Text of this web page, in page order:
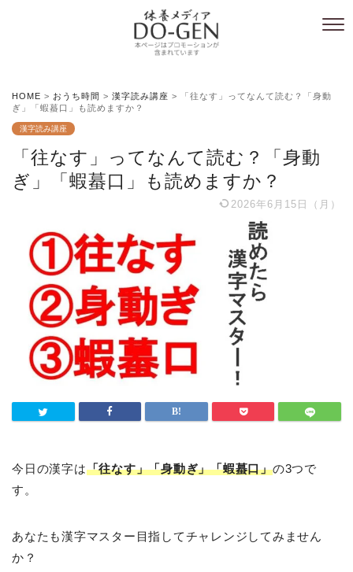
HOME > おうち時間 > 漢字読み講座 >
「往なす」ってなんて読む？「身動
ぎ」「蝦蟇口」も読めますか？
漢字読み講座
「往なす」ってなんて読む？「身動
ぎ」「蝦蟇口」も読めますか？
2026年6月15日（月）
今日の漢字は「往なす」「身動ぎ」「蝦蟇口」の3つで
す。
あなたも漢字マスター目指してチャレンジしてみません
か？